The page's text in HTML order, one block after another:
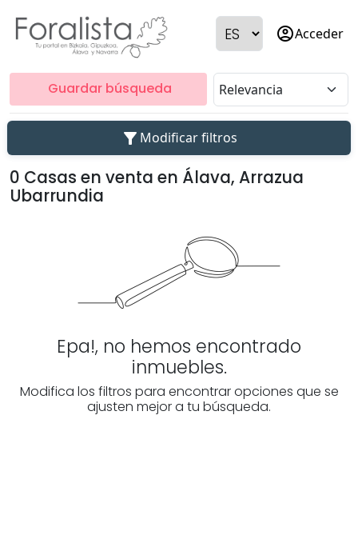
account_circleAcceder
Guardar búsqueda
filter_alt Modificar filtros
0 Casas en venta en Álava, Arrazua
Ubarrundia
Epa!, no hemos encontrado
inmuebles.
Modifica los filtros para encontrar opciones que se
ajusten mejor a tu búsqueda.